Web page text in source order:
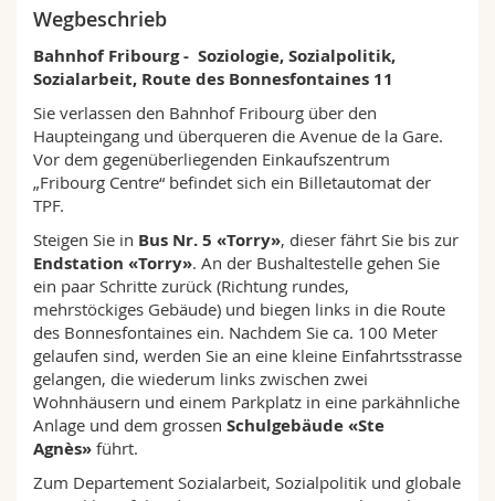
Wegbeschrieb
Bahnhof Fribourg - Soziologie, Sozialpolitik,
Sozialarbeit, Route des Bonnesfontaines 11
Sie verlassen den Bahnhof Fribourg über den
Haupteingang und überqueren die Avenue de la Gare.
Vor dem gegenüberliegenden Einkaufszentrum
„Fribourg Centre“ befindet sich ein Billetautomat der
TPF.
Steigen Sie in Bus Nr. 5 «Torry», dieser fährt Sie bis zur
Endstation «Torry». An der Bushaltestelle gehen Sie
ein paar Schritte zurück (Richtung rundes,
mehrstöckiges Gebäude) und biegen links in die Route
des Bonnesfontaines ein. Nachdem Sie ca. 100 Meter
gelaufen sind, werden Sie an eine kleine Einfahrtsstrasse
gelangen, die wiederum links zwischen zwei
Wohnhäusern und einem Parkplatz in eine parkähnliche
Anlage und dem grossen Schulgebäude «Ste
Agnès» führt.
Zum Departement Sozialarbeit, Sozialpolitik und globale